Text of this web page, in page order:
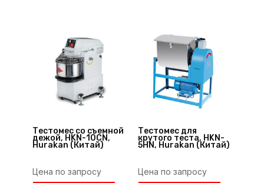
Тестомес со съемной
дежой, HKN-10CN,
Hurakan (Китай)
Цена по запросу
Тестомес для
крутого теста, HKN-
5HN, Hurakan (Китай)
Цена по запросу